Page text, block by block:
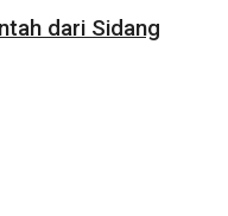
dari Sidang